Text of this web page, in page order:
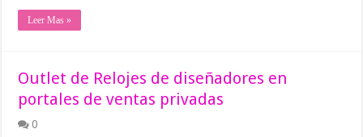
Leer Mas »
Outlet de Relojes de diseñadores en
portales de ventas privadas
0